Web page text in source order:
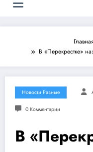
В «Перекрестке»
Новости Разные
0 Комментарии
В